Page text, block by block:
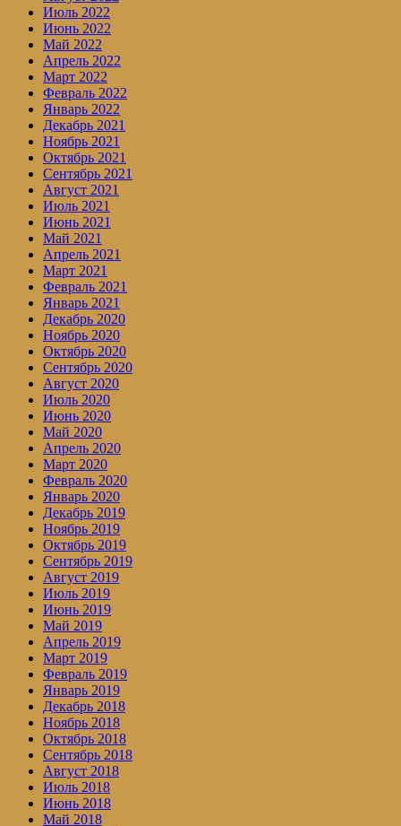
Июль 2022
Июнь 2022
Май 2022
Апрель 2022
Март 2022
Февраль 2022
Январь 2022
Декабрь 2021
Ноябрь 2021
Октябрь 2021
Сентябрь 2021
Август 2021
Июль 2021
Июнь 2021
Май 2021
Апрель 2021
Март 2021
Февраль 2021
Январь 2021
Декабрь 2020
Ноябрь 2020
Октябрь 2020
Сентябрь 2020
Август 2020
Июль 2020
Июнь 2020
Май 2020
Апрель 2020
Март 2020
Февраль 2020
Январь 2020
Декабрь 2019
Ноябрь 2019
Октябрь 2019
Сентябрь 2019
Август 2019
Июль 2019
Июнь 2019
Май 2019
Апрель 2019
Март 2019
Февраль 2019
Январь 2019
Декабрь 2018
Ноябрь 2018
Октябрь 2018
Сентябрь 2018
Август 2018
Июль 2018
Июнь 2018
Май 2018